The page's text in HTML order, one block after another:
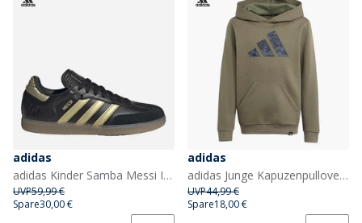
adidas
adidas Kinder Samba Messi IN Hallenfußballschuhe Core Black/Gold Metallic/Gum
UVP59,99 €
Spare30,00 €
adidas
adidas Junge Kapuzenpullover mit Tarnmuster-Grafik Olive Strata
UVP44,99 €
Spare18,00 €